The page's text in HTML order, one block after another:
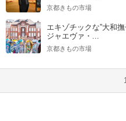
京都きもの市場
エキゾチックな”大和
ジャエヴァ・...
京都きもの市場